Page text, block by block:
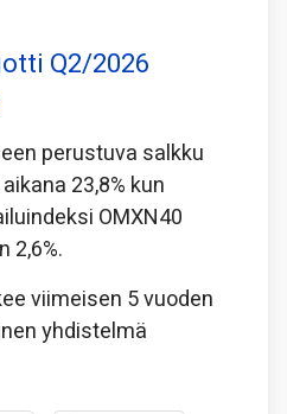
Q2/2026
perustuva salkku
23,8% kun
OMXN40
2,6%.
viimeisen 5 vuoden
yhdistelmä